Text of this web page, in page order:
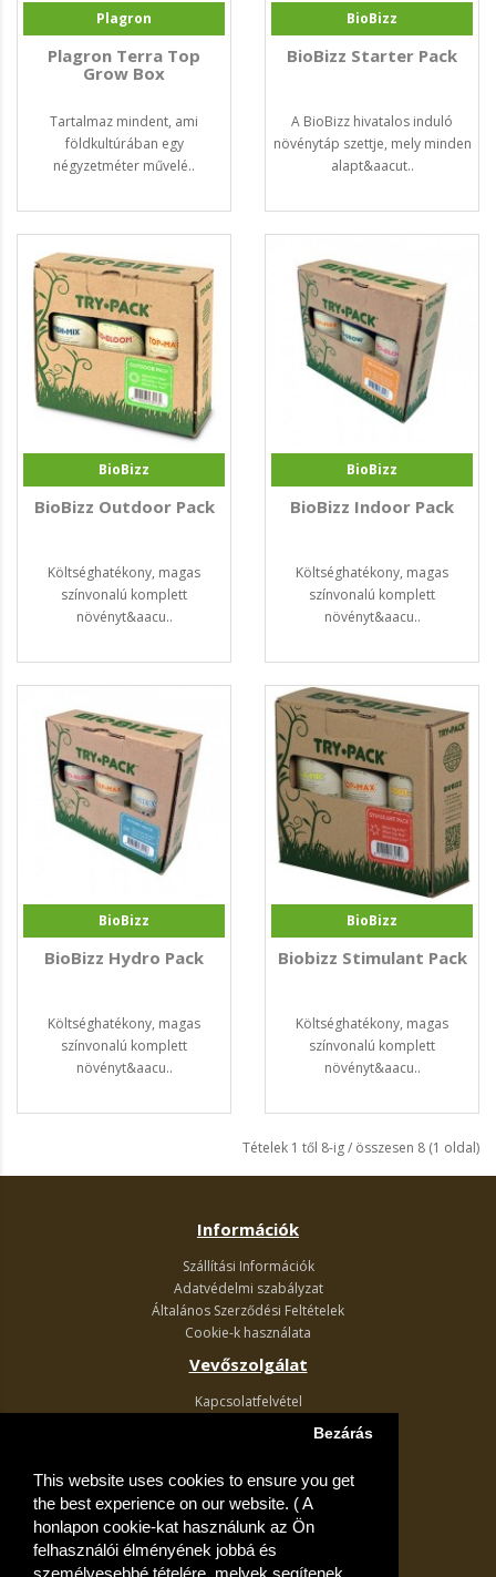
This website uses cookies to ensure you get
the best experience on our website. ( A
honlapon cookie-kat használunk az Ön
felhasználói élményének jobbá és
Bezárás
Plagron
Plagron Terra Top
Grow Box
Tartalmaz mindent, ami
földkultúrában egy
négyzetméter művelé..
BioBizz
BioBizz Starter Pack
A BioBizz hivatalos induló
növénytáp szettje, mely minden
alapt&aacut..
BioBizz
BioBizz Outdoor Pack
Költséghatékony, magas
színvonalú komplett
növényt&aacu..
BioBizz
BioBizz Indoor Pack
Költséghatékony, magas
színvonalú komplett
növényt&aacu..
BioBizz
BioBizz Hydro Pack
Költséghatékony, magas
színvonalú komplett
növényt&aacu..
BioBizz
Biobizz Stimulant Pack
Költséghatékony, magas
színvonalú komplett
növényt&aacu..
Tételek 1 től 8-ig / összesen 8 (1 oldal)
Információk
Szállítási Információk
Adatvédelmi szabályzat
Általános Szerződési Feltételek
Cookie-k használata
Vevőszolgálat
Kapcsolatfelvétel
Akciós ajánlatok
Fiók
Kívánságlista